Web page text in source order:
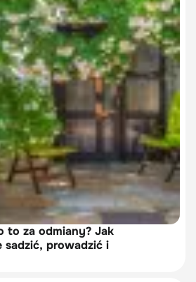
to za odmiany? Jak
sadzić, prowadzić i